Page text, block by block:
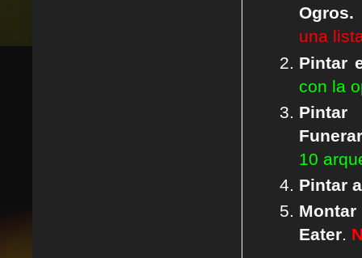
Ogros.
una
Pintar
con la
10
Pintar
Eater.